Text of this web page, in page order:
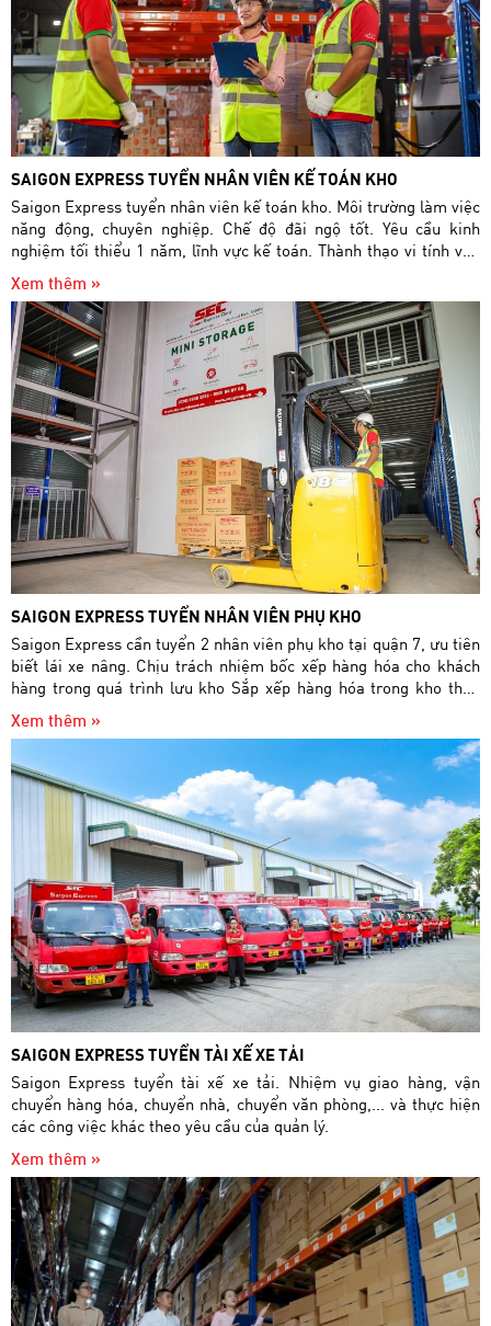
SAIGON EXPRESS TUYỂN NHÂN VIÊN KẾ TOÁN KHO
Saigon Express tuyển nhân viên kế toán kho. Môi trường làm việc
năng động, chuyên nghiệp. Chế độ đãi ngộ tốt. Yêu cầu kinh
nghiệm tối thiểu 1 năm, lĩnh vực kế toán. Thành thạo vi tính văn
CÔNG VIỆC Theo dõi nhập – xuất hàng hóa hàng ngày Trực tiếp
tham gia kiểm đếm số lượng hàng nhập/xuất kho cùng thủ kho,
lập phiếu nhập kho/xuất kho và ký tên xác nhận. Phối hợp với thủ
kho nhanh chóng làm các thủ tục trong việc xuất hàng hóa cho
khách hàng. Tham gia công tác kiểm kê định kỳ (hoặc đột xuất),
đối chiếu số liệu nhập xuất của thủ kho và kế toán. Lập báo cáo
tồn kho, báo cáo nhập xuất tồn, báo cáo công nợ cho khách hàng
định kỳ hoặc khi có yêu cầu. Thực hiện các công việc khác theo
sự phân công của cấp trên. *** ỨNG TUYỂN Liên hệ nộp hồ sơ và
phỏng vấn trực tiếp tại: Số 121 Hoàng Quốc Việt, Phường Phú
Thuận, Quận 7, TP.HCM Hoặc gửi CV về địa chỉ
Tuyendung.saigonexpress@gmail.com
Xem thêm »
SAIGON EXPRESS TUYỂN NHÂN VIÊN PHỤ KHO
Saigon Express cần tuyển 2 nhân viên phụ kho tại quận 7, ưu tiên
biết lái xe nâng. Chịu trách nhiệm bốc xếp hàng hóa cho khách
hàng trong quá trình lưu kho Sắp xếp hàng hóa trong kho theo
chuẩn, luôn đảm bảo kho sạch, đẹp, gọn gàng.
Xem thêm »
SAIGON EXPRESS TUYỂN TÀI XẾ XE TẢI
Saigon Express tuyển tài xế xe tải. Nhiệm vụ giao hàng, vận
chuyển hàng hóa, chuyển nhà, chuyển văn phòng,... và thực hiện
các công việc khác theo yêu cầu của quản lý.
Xem thêm »